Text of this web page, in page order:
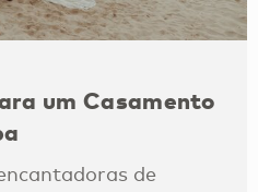
um Casamento
de